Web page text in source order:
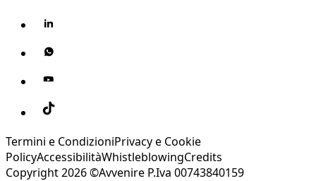
Termini e CondizioniPrivacy e Cookie
PolicyAccessibilitàWhistleblowingCredits
Copyright 2026 ©Avvenire P.Iva 00743840159